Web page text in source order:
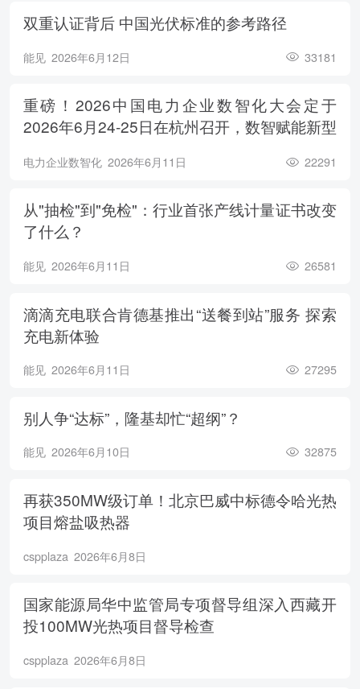
双重认证背后 中国光伏标准的参考路径
能见 2026年6月12日 33181
重磅！2026中国电力企业数智化大会定于
2026年6月24-25日在杭州召开，数智赋能新型
电力企业数智化 2026年6月11日 22291
从"抽检"到"免检"：行业首张产线计量证书改变
了什么？
能见 2026年6月11日 26581
滴滴充电联合肯德基推出“送餐到站”服务 探索
充电新体验
能见 2026年6月11日 27295
别人争“达标”，隆基却忙“超纲”？
能见 2026年6月10日 32875
再获350MW级订单！北京巴威中标德令哈光热
项目熔盐吸热器
cspplaza 2026年6月8日
国家能源局华中监管局专项督导组深入西藏开
投100MW光热项目督导检查
cspplaza 2026年6月8日